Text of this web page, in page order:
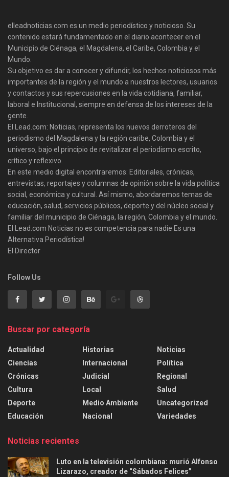
elleadnoticias.com es un medio periodístico y noticioso. Su
contenido estará fundamentado en el diario acontecer en el
Municipio de Ciénaga, el Magdalena, el Caribe, Colombia y el
Mundo.
Su objetivo es dar a conocer y difundir, los hechos noticiosos más
importantes de la región y el mundo a nuestros lectores, usuarios
y contactos y sus repercusiones en la vida cotidiana, familiar,
laboral e Institucional, siempre en defensa de los intereses de la
gente.
El Lead.com: Noticias, representa los nuevos derroteros del
periodismo del Magdalena y la región caribe, Colombia y el
universo, bajo el principio de revitalizar el periodismo escrito,
crítico y reflexivo.
En este medio digital encontraremos: Editoriales, crónicas,
entrevistas, reportajes y columnas de opinión sobre la vida política
social, económica y cultural. Así mismo, abordaremos temas de
educación, salud, servicios públicos, deporte y del núcleo social y
familiar del municipio de Ciénaga, la región, Colombia y el mundo.
El Lead.com Noticias no es competencia para nadie Es una
Alternativa Periodística!
El Director
Follow Us
Buscar por categoría
Actualidad
Ciencias
Crónicas
Cultura
Deporte
Educación
Historias
Internacional
Judicial
Local
Medio Ambiente
Nacional
Noticias
Política
Regional
Salud
Uncategorized
Variedades
Noticias recientes
Luto en la televisión colombiana: murió Alfonso
Lizarazo, creador de “Sábados Felices”